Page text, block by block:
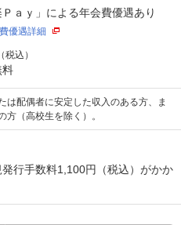
ａｙ」による年会費優遇あり
優遇詳細
税込）
料
は配偶者に安定した収入のある方、ま
方（高校生を除く）。
行手数料1,100円（税込）がかか